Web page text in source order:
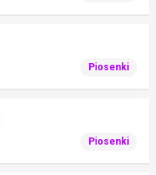
Piosenki
Piosenki